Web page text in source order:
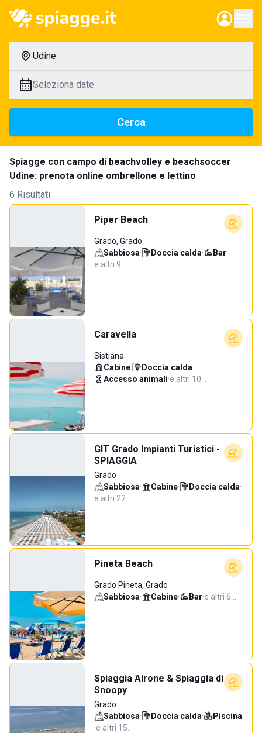
Udine
Seleziona date
Cerca
Spiagge con campo di beachvolley e beachsoccer
Udine: prenota online ombrellone e lettino
6 Risultati
Piper Beach
Grado, Grado
Sabbiosa· Doccia calda· Bar·
e altri 9…
Caravella
Sistiana
Cabine· Doccia calda·
Accesso animali·e altri 10…
GIT Grado Impianti Turistici -
SPIAGGIA
Grado
Sabbiosa· Cabine· Doccia calda·
e altri 22…
Pineta Beach
Grado Pineta, Grado
Sabbiosa· Cabine· Bar·e altri 6…
Spiaggia Airone & Spiaggia di
Snoopy
Grado
Sabbiosa· Doccia calda·
Piscina
·e altri 15…